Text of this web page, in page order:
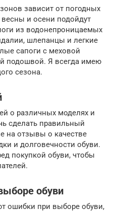
зависит от погодных
и осени подойдут
из водонепроницаемых
шлепанцы и легкие
сапоги с меховой
подошвой. Я всегда имею
сезона.
о различных моделях и
сделать правильный
на отзывы о качестве
и долговечности обуви.
покупкой обуви, чтобы
обуви
ошибки при выборе обуви,